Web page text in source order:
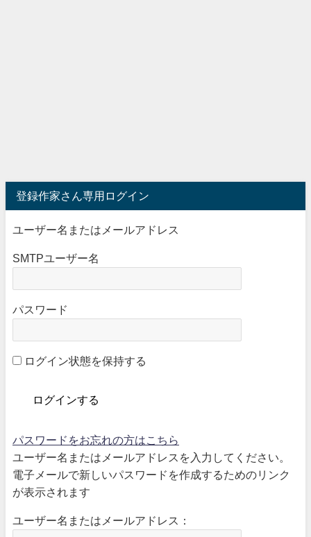
登録作家さん専用ログイン
ユーザー名またはメールアドレス
SMTPユーザー名
パスワード
ログイン状態を保持する
パスワードをお忘れの方はこちら
ユーザー名またはメールアドレスを入力してください。
電子メールで新しいパスワードを作成するためのリンク
が表示されます
ユーザー名またはメールアドレス：